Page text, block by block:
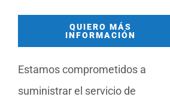
QUIERO MÁS
INFORMACIÓN
Estamos comprometidos a
suministrar el servicio de